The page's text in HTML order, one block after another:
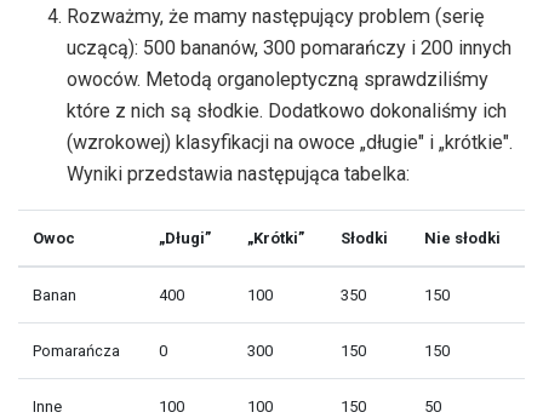
Rozważmy, że mamy następujący problem (serię
uczącą): 500 bananów, 300 pomarańczy i 200 innych
owoców. Metodą organoleptyczną sprawdziliśmy
które z nich są słodkie. Dodatkowo dokonaliśmy ich
(wzrokowej) klasyfikacji na owoce „długie" i „krótkie".
Wyniki przedstawia następująca tabelka:
Owoc „Długi” „Krótki” Słodki Nie słodki
Banan 400 100 350 150
Pomarańcza 0 300 150 150
Inne 100 100 150 50